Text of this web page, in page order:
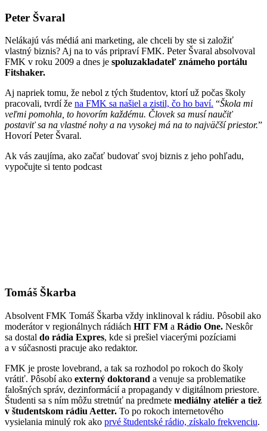
Peter Švaral
Nelákajú vás médiá ani marketing, ale chceli by ste si založiť
vlastný biznis? Aj na to vás pripraví FMK. Peter Švaral absolvoval
FMK v roku 2009 a dnes je spoluzakladateľ známeho portálu
Fitshaker.
Aj napriek tomu, že nebol z tých študentov, ktorí už počas školy
pracovali, tvrdí že na FMK sa našiel a zistil, čo ho baví. “Škola mi
veľmi pomohla, to hovorím každému. Človek sa musí naučiť
postaviť sa na vlastné nohy a na vysokej má na to najväčší priestor.”
Hovorí Peter Švaral.
Ak vás zaujíma, ako začať budovať svoj biznis z jeho pohľadu,
vypočujte si tento podcast
Tomáš Škarba
Absolvent FMK Tomáš Škarba vždy inklinoval k rádiu. Pôsobil ako
moderátor v regionálnych rádiách HIT FM a Rádio One. Neskôr
sa dostal do rádia Expres, kde si prešiel viacerými pozíciami
a v súčasnosti pracuje ako redaktor.
FMK je proste lovebrand, a tak sa rozhodol po rokoch do školy
vrátiť. Pôsobí ako externý doktorand a venuje sa problematike
falošných správ, dezinformácií a propagandy v digitálnom priestore.
Študenti sa s ním môžu stretnúť na predmete mediálny ateliér a tiež
v študentskom rádiu Aetter. To po rokoch internetového
vysielania minulý rok ako prvé študentské rádio, získalo frekvenciu.